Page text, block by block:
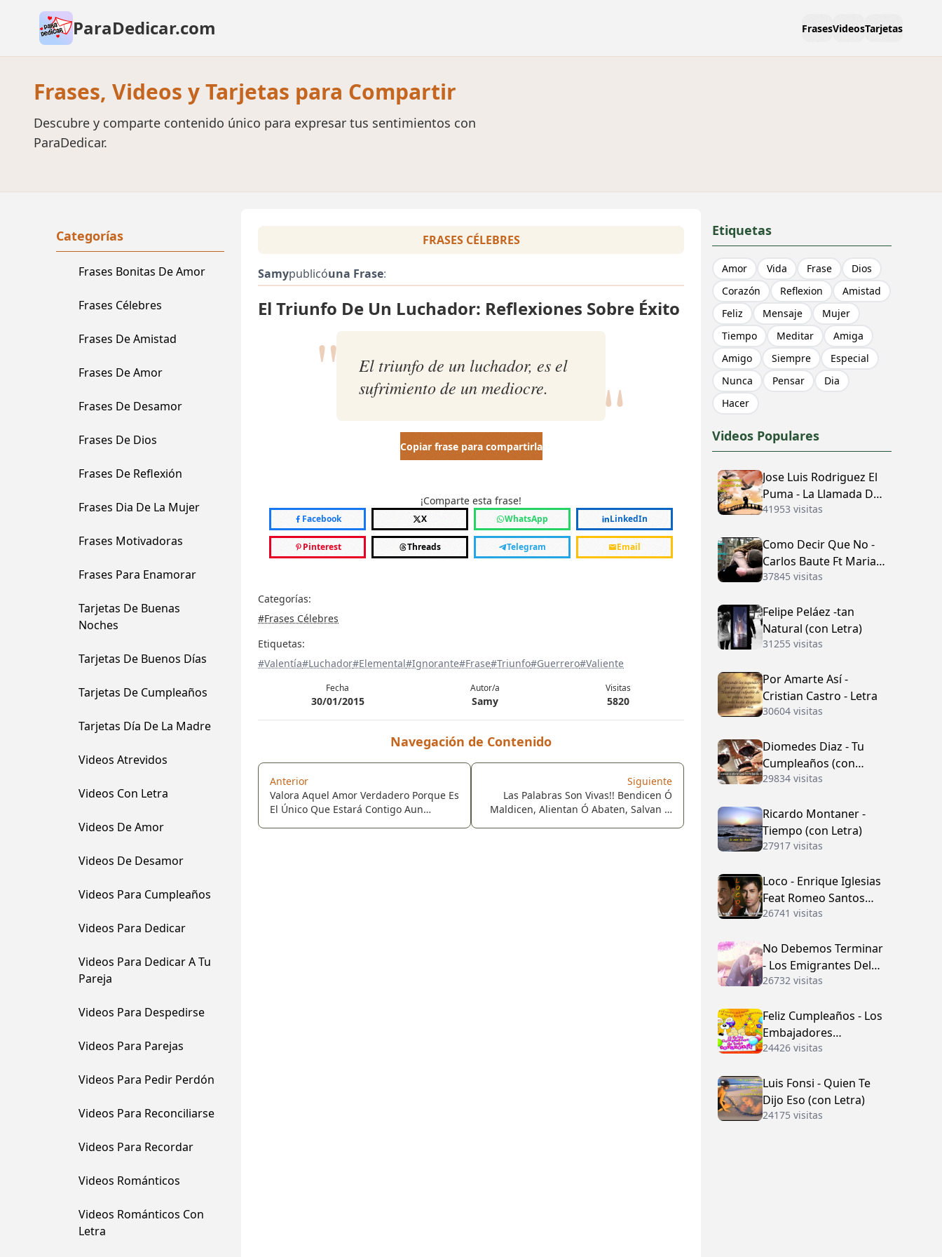
ParaDedicar.com FrasesVideosTarjetas
Frases, Videos y Tarjetas para Compartir
Descubre y comparte contenido único para expresar tus sentimientos con
ParaDedicar.
Categorías
Frases Bonitas De Amor
Frases Célebres
Frases De Amistad
Frases De Amor
Frases De Desamor
Frases De Dios
Frases De Reflexión
Frases Dia De La Mujer
Frases Motivadoras
Frases Para Enamorar
Tarjetas De Buenas
Noches
Tarjetas De Buenos Días
Tarjetas De Cumpleaños
Tarjetas Día De La Madre
Videos Atrevidos
Videos Con Letra
Videos De Amor
Videos De Desamor
Videos Para Cumpleaños
Videos Para Dedicar
Videos Para Dedicar A Tu
Pareja
Videos Para Despedirse
Videos Para Parejas
Videos Para Pedir Perdón
Videos Para Reconciliarse
Videos Para Recordar
Videos Románticos
Videos Románticos Con
Letra
FRASES CÉLEBRES
Samypublicóuna Frase:
El Triunfo De Un Luchador: Reflexiones Sobre Éxito
" "
El triunfo de un luchador, es el
sufrimiento de un mediocre.
Copiar frase para compartirla
¡Comparte esta frase!
Facebook X WhatsApp LinkedIn
Pinterest Threads Telegram Email
Categorías:
#Frases Célebres
Etiquetas:
#Valentía#Luchador#Elemental#Ignorante#Frase#Triunfo#Guerrero#Valiente
Fecha
30/01/2015
Autor/a
Samy
Visitas
5820
Navegación de Contenido
Anterior
Valora Aquel Amor Verdadero Porque Es
El Único Que Estará Contigo Aun
Siguiente
Las Palabras Son Vivas!! Bendicen Ó
Maldicen, Alientan Ó Abaten, Salvan Ó
Etiquetas
Amor Vida Frase
Dios
Corazón
Reflexion
Amistad
Feliz
Mensaje
Mujer
Tiempo
Meditar
Amiga
Amigo
Siempre
Especial
Nunca
Pensar
Dia
Hacer
Videos Populares
Jose Luis Rodriguez El
Puma - La Llamada Del
Amor (con Letra)
41953 visitas
Como Decir Que No -
Carlos Baute Ft Maria
José (con Letra)
37845 visitas
Felipe Peláez -tan
Natural (con Letra)
31255 visitas
Por Amarte Así -
Cristian Castro - Letra
30604 visitas
Diomedes Diaz - Tu
Cumpleaños (con
Letra)
29834 visitas
Ricardo Montaner -
Tiempo (con Letra)
27917 visitas
Loco - Enrique Iglesias
Feat Romeo Santos
(con Letra)
26741 visitas
No Debemos Terminar
- Los Emigrantes Del
Vallenato
26732 visitas
Feliz Cumpleaños - Los
Embajadores
Vallenatos (con Letra)
24426 visitas
Luis Fonsi - Quien Te
Dijo Eso (con Letra)
24175 visitas